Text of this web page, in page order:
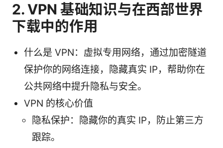
2. VPN 基础知识与在西部世界
下载中的作用
什么是 VPN：虚拟专用网络，通过加密隧道
保护你的网络连接，隐藏真实 IP，帮助你在
公共网络中提升隐私与安全。
VPN 的核心价值
隐私保护：隐藏你的真实 IP，防止第三方
跟踪。